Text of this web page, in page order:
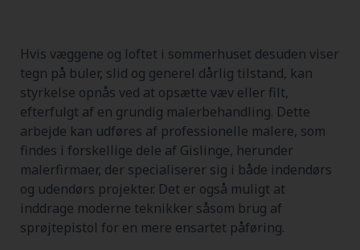
Hvis væggene og loftet i sommerhuset desuden viser
tegn på buler, slid og generel dårlig tilstand, kan
styrkelse opnås ved at opsætte væv eller filt,
efterfulgt af en grundig malerbehandling. Dette
arbejde kan udføres af professionelle malere, som
findes i forskellige dele af Gislinge, herunder
malerfirmaer, der specialiserer sig i både indendørs
og udendørs projekter. Det er også muligt at
inddrage moderne teknikker såsom brug af
sprøjtepistol for en mere ensartet påføring.